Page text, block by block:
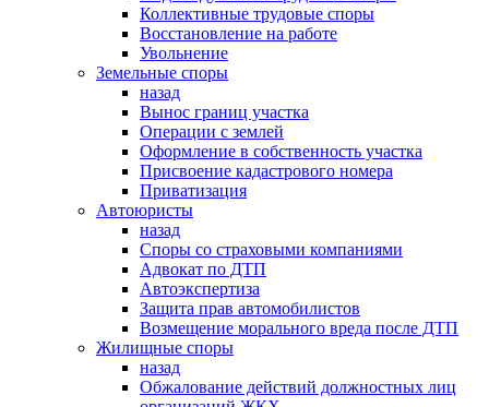
Коллективные трудовые споры
Восстановление на работе
Увольнение
Земельные споры
назад
Вынос границ участка
Операции с землей
Оформление в собственность участка
Присвоение кадастрового номера
Приватизация
Автоюристы
назад
Споры со страховыми компаниями
Адвокат по ДТП
Автоэкспертиза
Защита прав автомобилистов
Возмещение морального вреда после ДТП
Жилищные споры
назад
Обжалование действий должностных лиц